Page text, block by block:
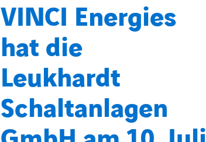
VINCI Energies
hat die
Leukhardt
Schaltanlagen